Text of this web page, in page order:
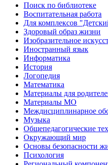
Поиск по библиотеке
Воспитательная работа
Для комплексов
Здоровый образ жизни
Изобразительное
Иностранный язык
Информатика
История
Логопедия
Математика
Материалы для
Материалы МО
Междисциплинарное
Музыка
Общепедагогические
Окружающий мир
Основы безопасности
Психология